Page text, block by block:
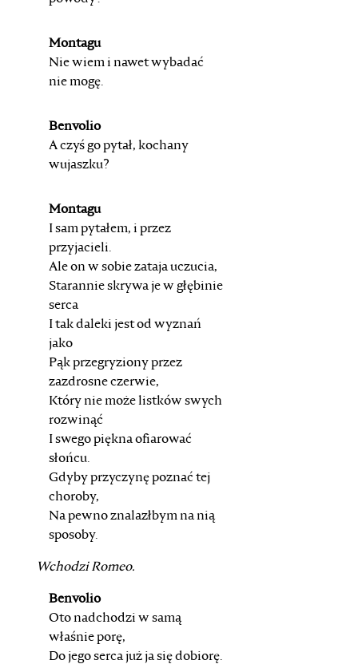
Montagu
Nie wiem i nawet wybadać
nie mogę.
Benvolio
A czyś go pytał, kochany
wujaszku?
Montagu
I sam pytałem, i przez
przyjacieli.
Ale on w sobie zataja uczucia,
Starannie skrywa je w głębinie
serca
I tak daleki jest od wyznań
jako
Pąk przegryziony przez
zazdrosne czerwie,
Który nie może listków swych
rozwinąć
I swego piękna ofiarować
słońcu.
Gdyby przyczynę poznać tej
choroby,
Na pewno znalazłbym na nią
sposoby.
Wchodzi Romeo.
Benvolio
Oto nadchodzi w samą
właśnie porę,
Do jego serca już ja się dobiorę.